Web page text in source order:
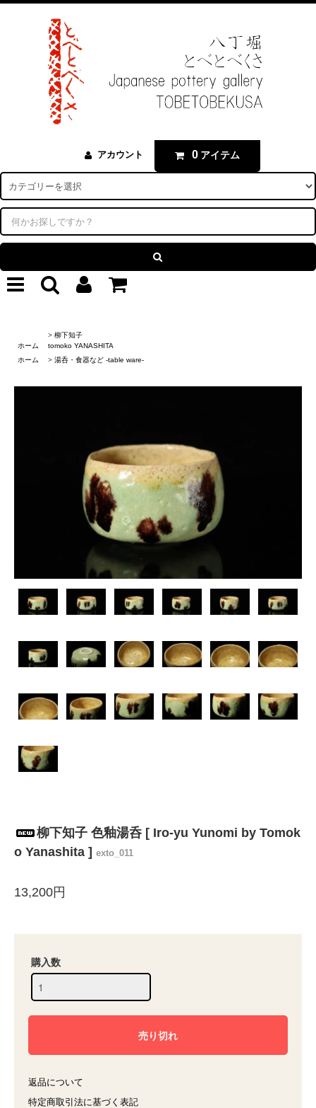
アカウント 0 アイテム
ホーム
> 柳下知子
tomoko YANASHITA
ホーム
> 湯呑・食器など -table ware-
柳下知子 色釉湯呑 [ Iro-yu Yunomi by Tomok
o Yanashita ] exto_011
13,200円
購入数
返品について
特定商取引法に基づく表記